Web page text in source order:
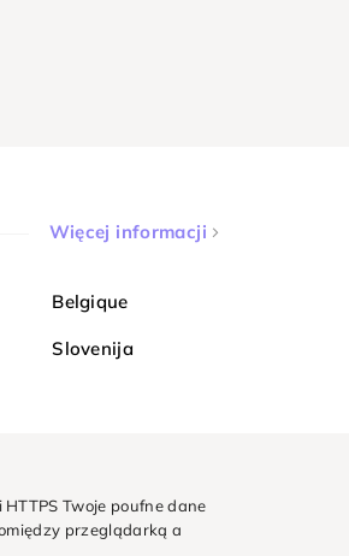
Więcej informacji
Belgique
Slovenija
Twoje poufne dane
przeglądarką a